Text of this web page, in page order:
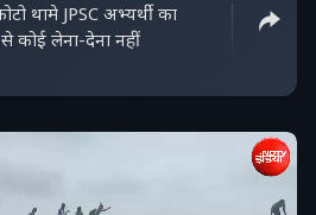
थामे JPSC अभ्यर्थी का
से कोई लेना-देना नहीं